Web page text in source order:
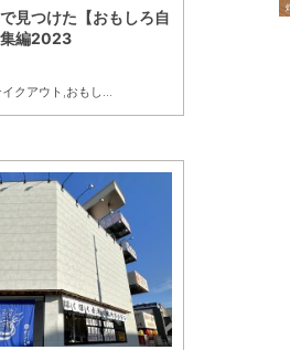
見つけた【おもしろ自
編2023
クアウト ,おもしろ自販機